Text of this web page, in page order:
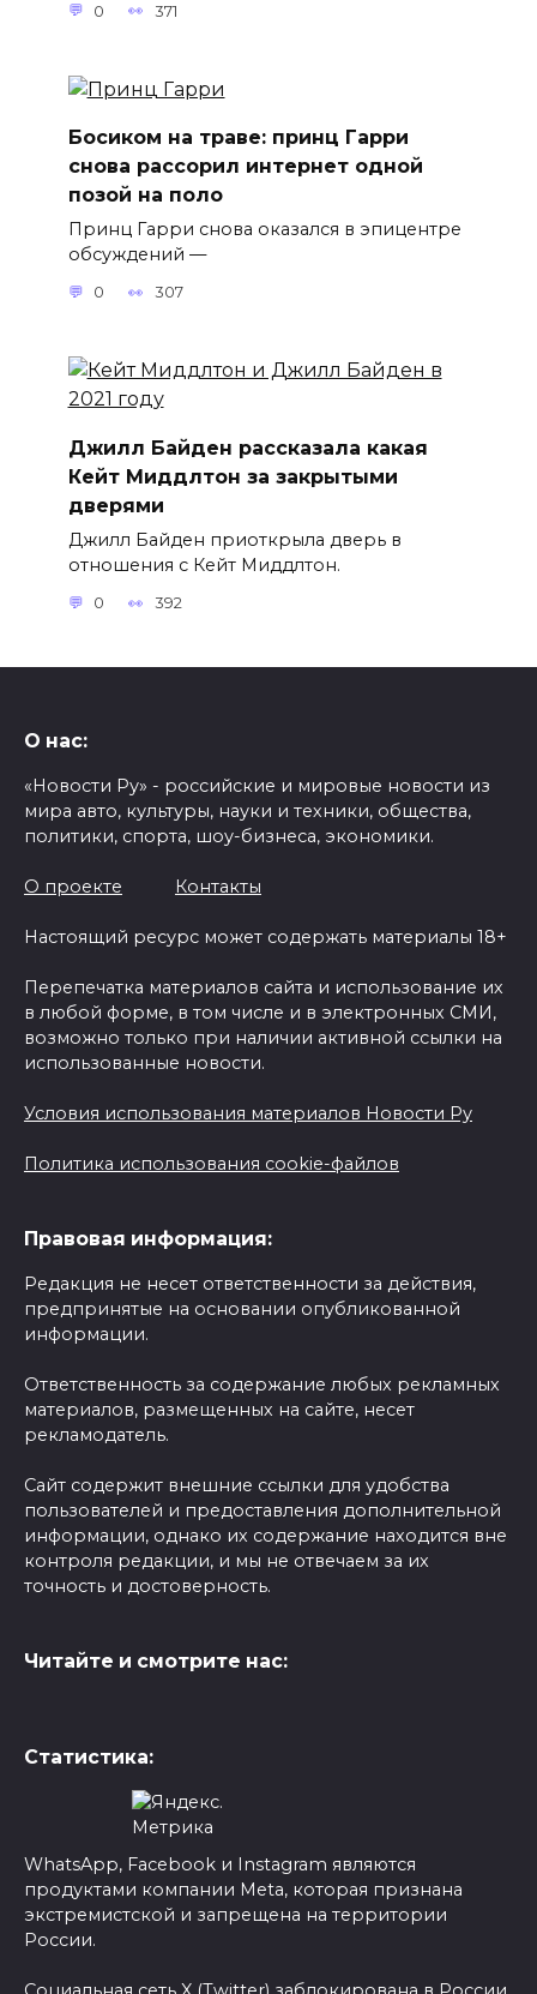
0 371
Босиком на траве: принц Гарри
снова рассорил интернет одной
позой на поло
Принц Гарри снова оказался в эпицентре
обсуждений —
0 307
Джилл Байден рассказала какая
Кейт Миддлтон за закрытыми
дверями
Джилл Байден приоткрыла дверь в
отношения с Кейт Миддлтон.
0 392
О нас:
«Новости Ру» - российские и мировые новости из
мира авто, культуры, науки и техники, общества,
политики, спорта, шоу-бизнеса, экономики.
О проекте Контакты
Настоящий ресурс может содержать материалы 18+
Перепечатка материалов сайта и использование их
в любой форме, в том числе и в электронных СМИ,
возможно только при наличии активной ссылки на
использованные новости.
Условия использования материалов Новости Ру
Политика использования cookie-файлов
Правовая информация:
Редакция не несет ответственности за действия,
предпринятые на основании опубликованной
информации.
Ответственность за содержание любых рекламных
материалов, размещенных на сайте, несет
рекламодатель.
Сайт содержит внешние ссылки для удобства
пользователей и предоставления дополнительной
информации, однако их содержание находится вне
контроля редакции, и мы не отвечаем за их
точность и достоверность.
Читайте и смотрите нас:
Статистика:
WhatsApp, Facebook и Instagram являются
продуктами компании Meta, которая признана
экстремистской и запрещена на территории
России.